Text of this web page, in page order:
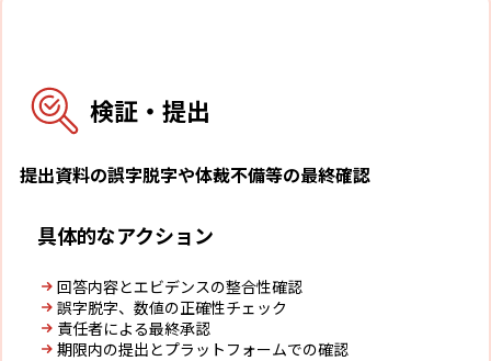
検証・提出
提出資料の誤字脱字や体裁不備等の最終確認
具体的なアクション
回答内容とエビデンスの整合性確認
誤字脱字、数値の正確性チェック
責任者による最終承認
期限内の提出とプラットフォームでの確認